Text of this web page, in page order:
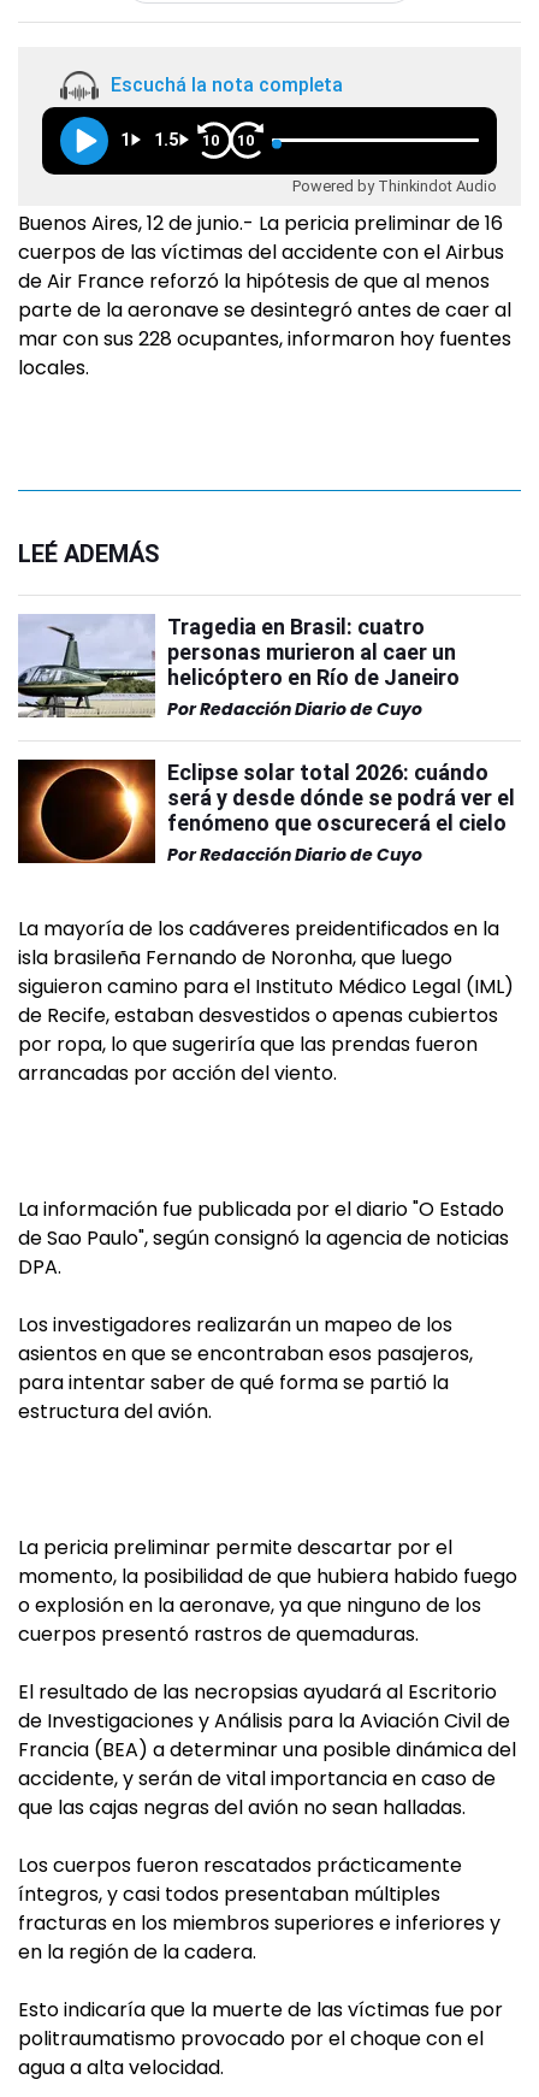
Escuchá la nota completa
1 1.5 10 10
Powered by Thinkindot Audio
Buenos Aires, 12 de junio.- La pericia preliminar de 16
cuerpos de las víctimas del accidente con el Airbus
de Air France reforzó la hipótesis de que al menos
parte de la aeronave se desintegró antes de caer al
mar con sus 228 ocupantes, informaron hoy fuentes
locales.
LEÉ ADEMÁS
Tragedia en Brasil: cuatro
personas murieron al caer un
helicóptero en Río de Janeiro
PorRedacción Diario de Cuyo
Eclipse solar total 2026: cuándo
será y desde dónde se podrá ver el
fenómeno que oscurecerá el cielo
PorRedacción Diario de Cuyo
La mayoría de los cadáveres preidentificados en la
isla brasileña Fernando de Noronha, que luego
siguieron camino para el Instituto Médico Legal (IML)
de Recife, estaban desvestidos o apenas cubiertos
por ropa, lo que sugeriría que las prendas fueron
arrancadas por acción del viento.
La información fue publicada por el diario "O Estado
de Sao Paulo", según consignó la agencia de noticias
DPA.
Los investigadores realizarán un mapeo de los
asientos en que se encontraban esos pasajeros,
para intentar saber de qué forma se partió la
estructura del avión.
La pericia preliminar permite descartar por el
momento, la posibilidad de que hubiera habido fuego
o explosión en la aeronave, ya que ninguno de los
cuerpos presentó rastros de quemaduras.
El resultado de las necropsias ayudará al Escritorio
de Investigaciones y Análisis para la Aviación Civil de
Francia (BEA) a determinar una posible dinámica del
accidente, y serán de vital importancia en caso de
que las cajas negras del avión no sean halladas.
Los cuerpos fueron rescatados prácticamente
íntegros, y casi todos presentaban múltiples
fracturas en los miembros superiores e inferiores y
en la región de la cadera.
Esto indicaría que la muerte de las víctimas fue por
politraumatismo provocado por el choque con el
agua a alta velocidad.